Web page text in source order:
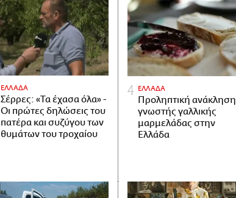
ΕΛΛΑΔΑ
Σέρρες: «Τα έχασα όλα» -
Οι πρώτες δηλώσεις του
πατέρα και συζύγου των
θυμάτων του τροχαίου
ΕΛΛΑΔΑ
Προληπτική ανάκληση
γνωστής γαλλικής
μαρμελάδας στην
Ελλάδα